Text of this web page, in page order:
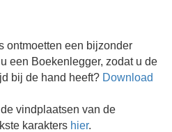
ontmoetten een bijzonder
een Boekenlegger, zodat u de
bij de hand heeft? Download
vindplaatsen van de
karakters hier.